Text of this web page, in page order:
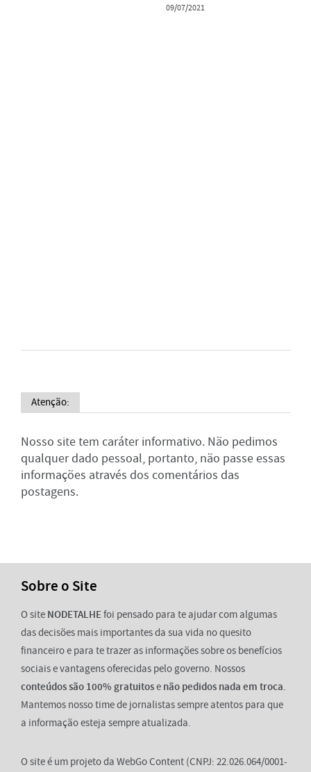
09/07/2021
Atenção:
Nosso site tem caráter informativo. Não pedimos
qualquer dado pessoal, portanto, não passe essas
informações através dos comentários das
postagens.
Sobre o Site
O site NODETALHEfoi pensado para te ajudar com algumas
das decisões mais importantes da sua vida no quesito
financeiro e para te trazer as informações sobre os benefícios
sociais e vantagens oferecidas pelo governo. Nossos
conteúdos são 100% gratuitose não pedidos nada em troca.
Mantemos nosso time de jornalistas sempre atentos para que
a informação esteja sempre atualizada.
O site é um projeto da WebGo Content (CNPJ: 22.026.064/0001-